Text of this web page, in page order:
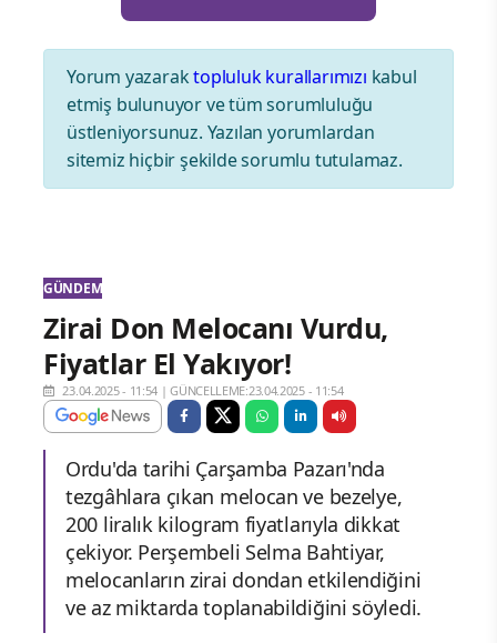
Yorum yazaraktopluluk kurallarımızı kabul
etmiş bulunuyor ve tüm sorumluluğu
üstleniyorsunuz. Yazılan yorumlardan
sitemiz hiçbir şekilde sorumlu tutulamaz.
GÜNDEM
Zirai Don Melocanı Vurdu,
Fiyatlar El Yakıyor!
23.04.2025 - 11:54 |GÜNCELLEME:23.04.2025 - 11:54
Ordu'da tarihi Çarşamba Pazarı'nda
tezgâhlara çıkan melocan ve bezelye,
200 liralık kilogram fiyatlarıyla dikkat
çekiyor. Perşembeli Selma Bahtiyar,
melocanların zirai dondan etkilendiğini
ve az miktarda toplanabildiğini söyledi.